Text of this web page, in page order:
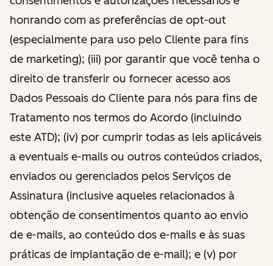
honrando com as preferências de opt-out
(especialmente para uso pelo Cliente para fins
de marketing); (iii) por garantir que você tenha o
direito de transferir ou fornecer acesso aos
Dados Pessoais do Cliente para nós para fins de
Tratamento nos termos do Acordo (incluindo
este ATD); (iv) por cumprir todas as leis aplicáveis
a eventuais e-mails ou outros conteúdos criados,
enviados ou gerenciados pelos Serviços de
Assinatura (inclusive aqueles relacionados à
obtenção de consentimentos quanto ao envio
de e-mails, ao conteúdo dos e-mails e às suas
práticas de implantação de e-mail); e (v) por